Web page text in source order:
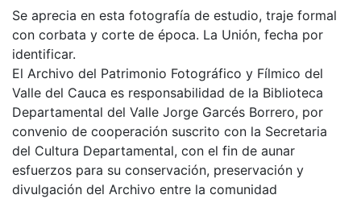
Se aprecia en esta fotografía de estudio, traje formal
con corbata y corte de época. La Unión, fecha por
identificar.
El Archivo del Patrimonio Fotográfico y Fílmico del
Valle del Cauca es responsabilidad de la Biblioteca
Departamental del Valle Jorge Garcés Borrero, por
convenio de cooperación suscrito con la Secretaria
del Cultura Departamental, con el fin de aunar
esfuerzos para su conservación, preservación y
divulgación del Archivo entre la comunidad